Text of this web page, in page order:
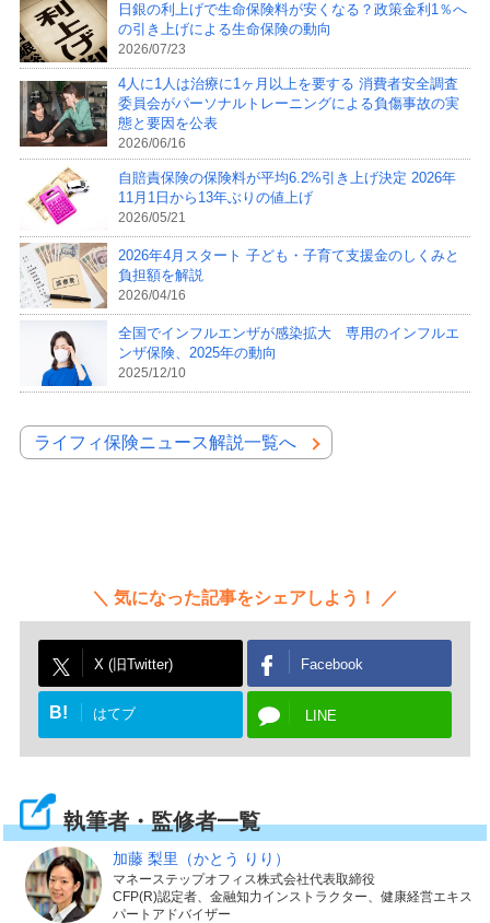
日銀の利上げで生命保険料が安くなる？政策金利1％へ
の引き上げによる生命保険の動向
2026/07/23
4人に1人は治療に1ヶ月以上を要する 消費者安全調査
委員会がパーソナルトレーニングによる負傷事故の実
態と要因を公表
2026/06/16
自賠責保険の保険料が平均6.2%引き上げ決定 2026年
11月1日から13年ぶりの値上げ
2026/05/21
2026年4月スタート 子ども・子育て支援金のしくみと
負担額を解説
2026/04/16
全国でインフルエンザが感染拡大 専用のインフルエ
ンザ保険、2025年の動向
2025/12/10
ライフィ保険ニュース解説一覧へ
気になった記事をシェアしよう！
X (旧Twitter) Facebook
B! はてブ LINE
執筆者・監修者一覧
加藤 梨里 （かとう りり）
マネーステップオフィス株式会社代表取締役
CFP(R)認定者、金融知力インストラクター、健康経営エキス
パートアドバイザー